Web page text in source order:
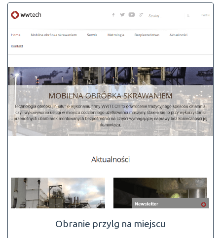
Obranie przylg na miejscu